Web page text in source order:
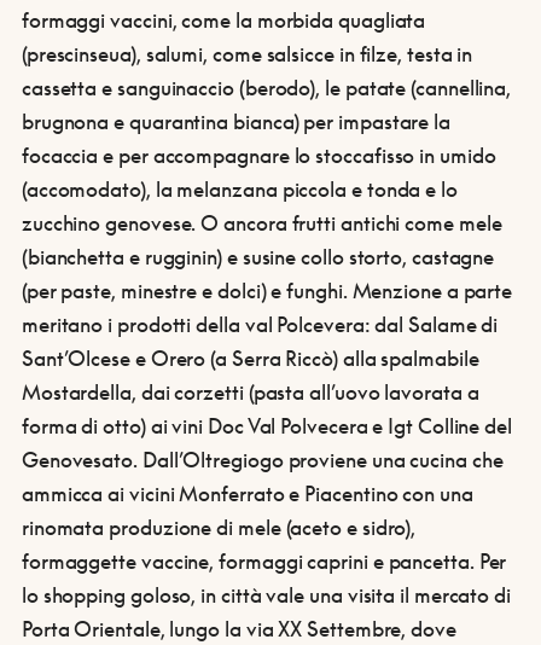
formaggi vaccini, come la morbida quagliata
(prescinseua), salumi, come salsicce in filze, testa in
cassetta e sanguinaccio (berodo), le patate (cannellina,
brugnona e quarantina bianca) per impastare la
focaccia e per accompagnare lo stoccafisso in umido
(accomodato), la melanzana piccola e tonda e lo
zucchino genovese. O ancora frutti antichi come mele
(bianchetta e rugginin) e susine collo storto, castagne
(per paste, minestre e dolci) e funghi. Menzione a parte
meritano i prodotti della val Polcevera: dal Salame di
Sant’Olcese e Orero (a Serra Riccò) alla spalmabile
Mostardella, dai corzetti (pasta all’uovo lavorata a
forma di otto) ai vini Doc Val Polvecera e Igt Colline del
Genovesato. Dall’Oltregiogo proviene una cucina che
ammicca ai vicini Monferrato e Piacentino con una
rinomata produzione di mele (aceto e sidro),
formaggette vaccine, formaggi caprini e pancetta. Per
lo shopping goloso, in città vale una visita il mercato di
Porta Orientale, lungo la via XX Settembre, dove